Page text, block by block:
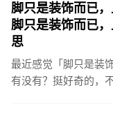
脚只是装饰而已
脚只是装饰而已
思
最近感觉「脚只是装
有没有？挺好奇的，